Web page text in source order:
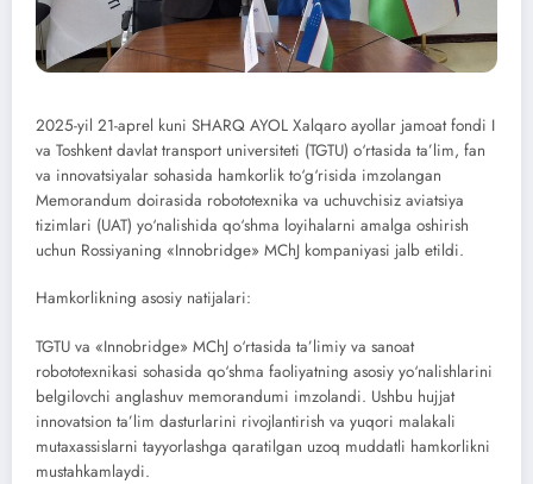
2025-yil 21-aprel kuni SHARQ AYOL Xalqaro ayollar jamoat fondi I
va Toshkent davlat transport universiteti (TGTU) o‘rtasida ta’lim, fan
va innovatsiyalar sohasida hamkorlik to‘g‘risida imzolangan
Memorandum doirasida robototexnika va uchuvchisiz aviatsiya
tizimlari (UAT) yo‘nalishida qo‘shma loyihalarni amalga oshirish
uchun Rossiyaning «Innobridge» MChJ kompaniyasi jalb etildi.
Hamkorlikning asosiy natijalari:
TGTU va «Innobridge» MChJ o‘rtasida ta’limiy va sanoat
robototexnikasi sohasida qo‘shma faoliyatning asosiy yo‘nalishlarini
belgilovchi anglashuv memorandumi imzolandi. Ushbu hujjat
innovatsion ta’lim dasturlarini rivojlantirish va yuqori malakali
mutaxassislarni tayyorlashga qaratilgan uzoq muddatli hamkorlikni
mustahkamlaydi.